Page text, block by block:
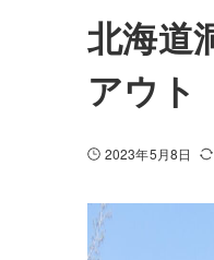
北海道
アウト
2023年5月8日